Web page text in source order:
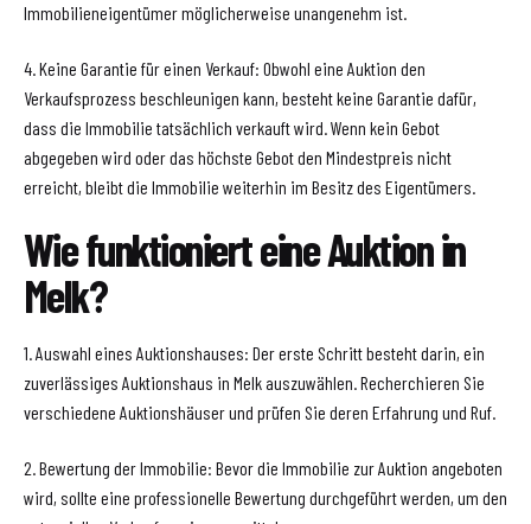
Immobilieneigentümer möglicherweise unangenehm ist.
4. Keine Garantie für einen Verkauf: Obwohl eine Auktion den
Verkaufsprozess beschleunigen kann, besteht keine Garantie dafür,
dass die Immobilie tatsächlich verkauft wird. Wenn kein Gebot
abgegeben wird oder das höchste Gebot den Mindestpreis nicht
erreicht, bleibt die Immobilie weiterhin im Besitz des Eigentümers.
Wie funktioniert eine Auktion in
Melk?
1. Auswahl eines Auktionshauses: Der erste Schritt besteht darin, ein
zuverlässiges Auktionshaus in Melk auszuwählen. Recherchieren Sie
verschiedene Auktionshäuser und prüfen Sie deren Erfahrung und Ruf.
2. Bewertung der Immobilie: Bevor die Immobilie zur Auktion angeboten
wird, sollte eine professionelle Bewertung durchgeführt werden, um den